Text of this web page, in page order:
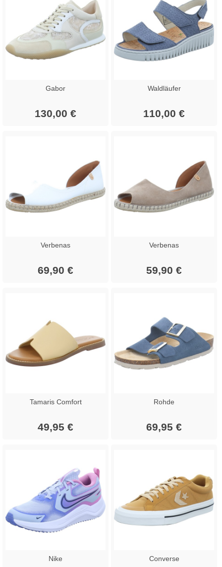
Gabor
130,00 €
Waldläufer
110,00 €
Verbenas
69,90 €
Verbenas
59,90 €
Tamaris Comfort
49,95 €
Rohde
69,95 €
Nike Converse